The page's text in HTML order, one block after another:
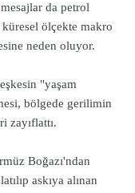
da petrol
ölçekte makro
neden oluyor.
"yaşam
bölgede gerilimin
zayıflattı.
Boğazı'ndan
askıya alınan